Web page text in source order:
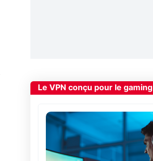
Le VPN conçu pour le gaming